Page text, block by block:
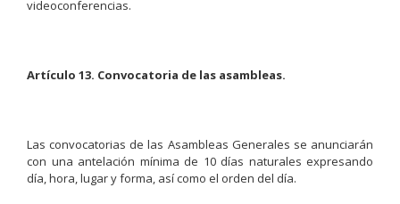
videoconferencias.
Artículo 13. Convocatoria de las asambleas.
Las convocatorias de las Asambleas Generales se anunciarán
con una antelación mínima de 10 días naturales expresando
día, hora, lugar y forma, así como el orden del día.